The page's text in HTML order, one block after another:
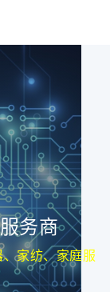
务商
家纺、家庭服